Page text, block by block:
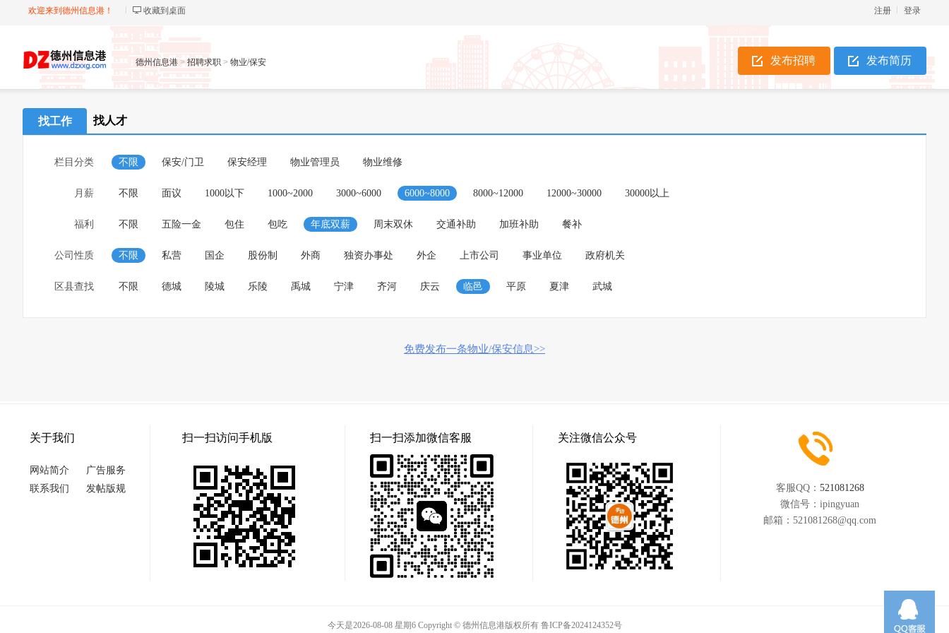
欢迎来到德州信息港！ 收藏到桌面 登录
注册
发布招聘 发布简历
德州信息港 > 招聘求职 > 物业/保安
找工作 找人才
栏目分类 不限 保安/门卫 保安经理 物业管理员 物业维修
月薪 不限 面议 1000以下 1000~2000 3000~6000 6000~8000 8000~12000 12000~30000 30000以上
福利 不限 五险一金 包住 包吃 年底双薪 周末双休 交通补助 加班补助 餐补
公司性质 不限 私营 国企 股份制 外商 独资办事处 外企 上市公司 事业单位 政府机关
区县查找 不限 德城 陵城 乐陵 禹城 宁津 齐河 庆云 临邑 平原 夏津 武城
免费发布一条物业/保安信息>>
关于我们
网站简介
广告服务
联系我们
发帖版规
扫一扫访问手机版 扫一扫添加微信客服 关注微信公众号
客服QQ： 521081268
微信号： ipingyuan
邮箱： 521081268@qq.com
今天是2026-08-08 星期6 Copyright © 德州信息港版权所有 鲁ICP备2024124352号